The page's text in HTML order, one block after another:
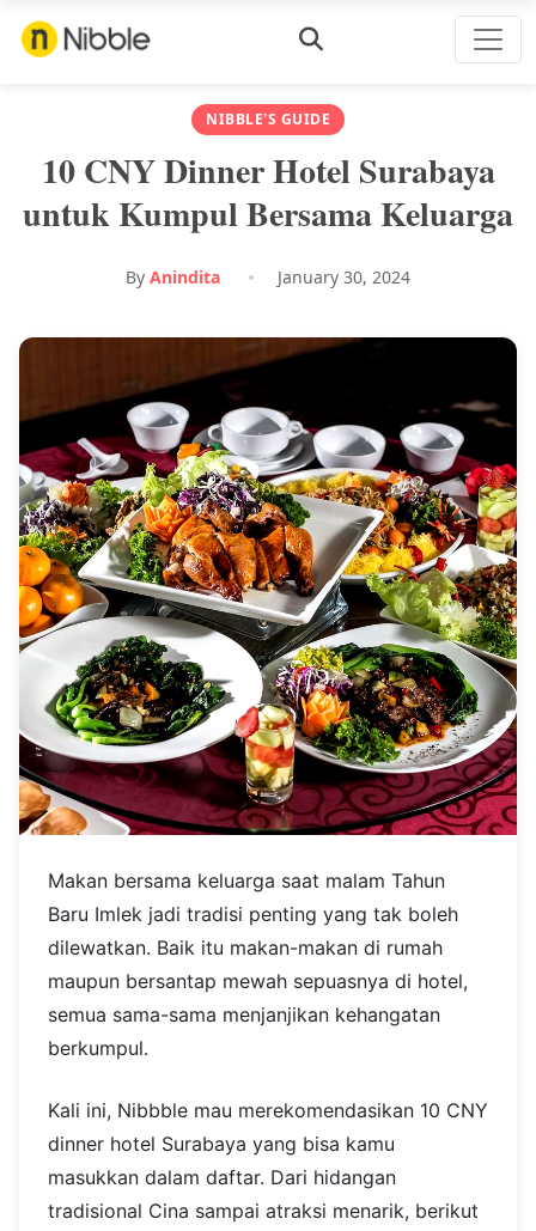
NIBBLE'S GUIDE
10 CNY Dinner Hotel Surabaya
untuk Kumpul Bersama Keluarga
By Anindita January 30, 2024
Makan bersama keluarga saat malam Tahun
Baru Imlek jadi tradisi penting yang tak boleh
dilewatkan. Baik itu makan-makan di rumah
maupun bersantap mewah sepuasnya di hotel,
semua sama-sama menjanjikan kehangatan
berkumpul.
Kali ini, Nibbble mau merekomendasikan 10 CNY
dinner hotel Surabaya yang bisa kamu
masukkan dalam daftar. Dari hidangan
tradisional Cina sampai atraksi menarik, berikut